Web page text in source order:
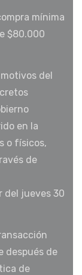
mínima
$80.000
motivos del
en la
o físicos,
de
del jueves 30
después de
de